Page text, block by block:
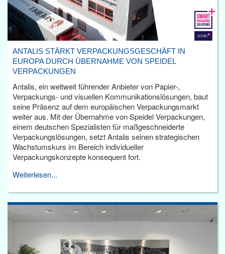
ANTALIS STÄRKT VERPACKUNGSGESCHÄFT IN
EUROPA DURCH ÜBERNAHME VON SPEIDEL
VERPACKUNGEN
Antalis, ein weltweit führender Anbieter von Papier-,
Verpackungs- und visuellen Kommunikationslösungen, baut
seine Präsenz auf dem europäischen Verpackungsmarkt
weiter aus. Mit der Übernahme von Speidel Verpackungen,
einem deutschen Spezialisten für maßgeschneiderte
Verpackungslösungen, setzt Antalis seinen strategischen
Wachstumskurs im Bereich individueller
Verpackungskonzepte konsequent fort.
Weiterlesen...